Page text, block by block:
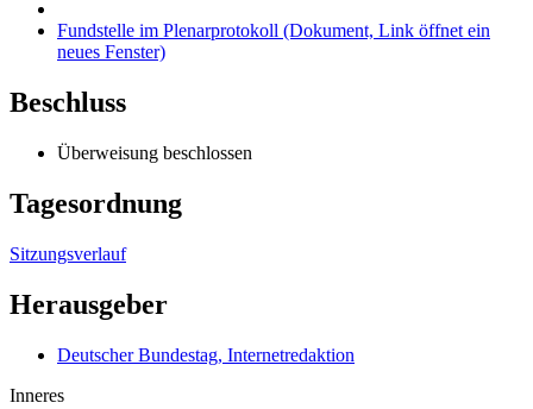
Fundstelle im Plenarprotokoll (Dokument, Link öffnet ein
neues Fenster)
Beschluss
Überweisung beschlossen
Tagesordnung
Sitzungsverlauf
Herausgeber
Deutscher Bundestag, Internetredaktion
Inneres